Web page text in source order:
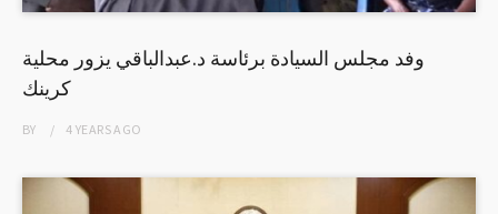
وفد مجلس السيادة برئاسة د.عبدالباقي يزور محلية
كرينك
BY 4 YEARSAGO